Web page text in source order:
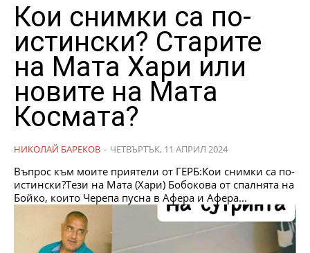
Кои снимки са по-
истински? Старите
на Мата Хари или
новите на Мата
Космата?
НИКОЛАЙ БАРЕКОВ - ЧЕТВЪРТЪК, 11 АПРИЛ 2024
Въпрос към моите приятели от ГЕРБ:Кои снимки са по-
истински?Тези на Мата (Хари) Бобокова от спалнята на
Бойко, които Черепа пусна в Афера и Афера...